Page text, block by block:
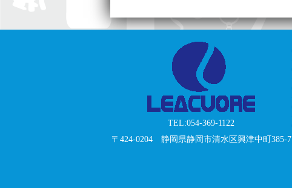
TEL:054-369-1122
〒424-0204 静岡県静岡市清水区興津中町385-7